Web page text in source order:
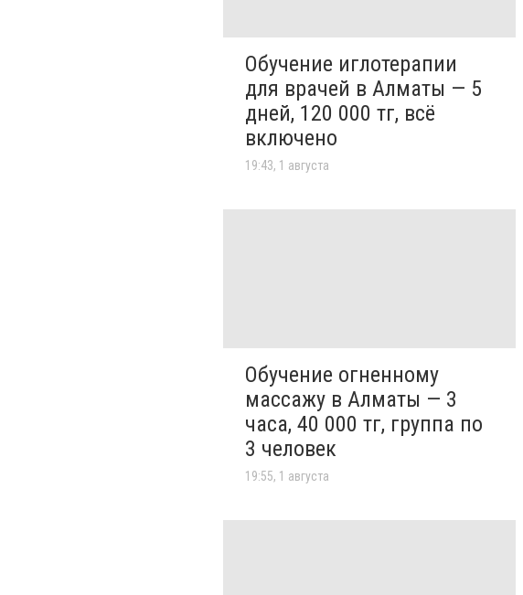
Обучение иглотерапии
для врачей в Алматы — 5
дней, 120 000 тг, всё
включено
19:43, 1 августа
Обучение огненному
массажу в Алматы — 3
часа, 40 000 тг, группа по
3 человек
19:55, 1 августа